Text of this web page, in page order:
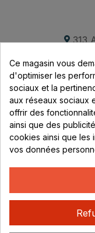
313
Ce magasin vous
d'optimiser les
sociaux et la
aux réseaux sociaux
offrir des
ainsi que des
cookies ainsi que les
vos données